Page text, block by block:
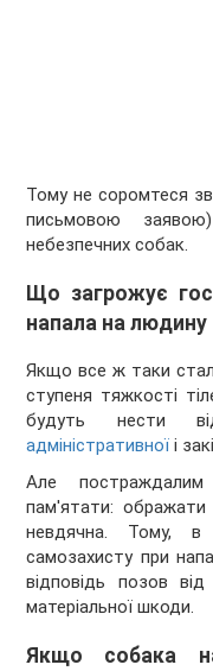
Тому не соромтеся
письмовою
небезпечних собак.
Що загрожує
напала на людину
Якщо все ж таки
ступеня тяжкості
будуть нести
адміністративної і
Але
пам'ятати: ображати
невдячна. Тому, в
самозахисту при
відповідь позов
матеріальної шкоди.
Якщо собака